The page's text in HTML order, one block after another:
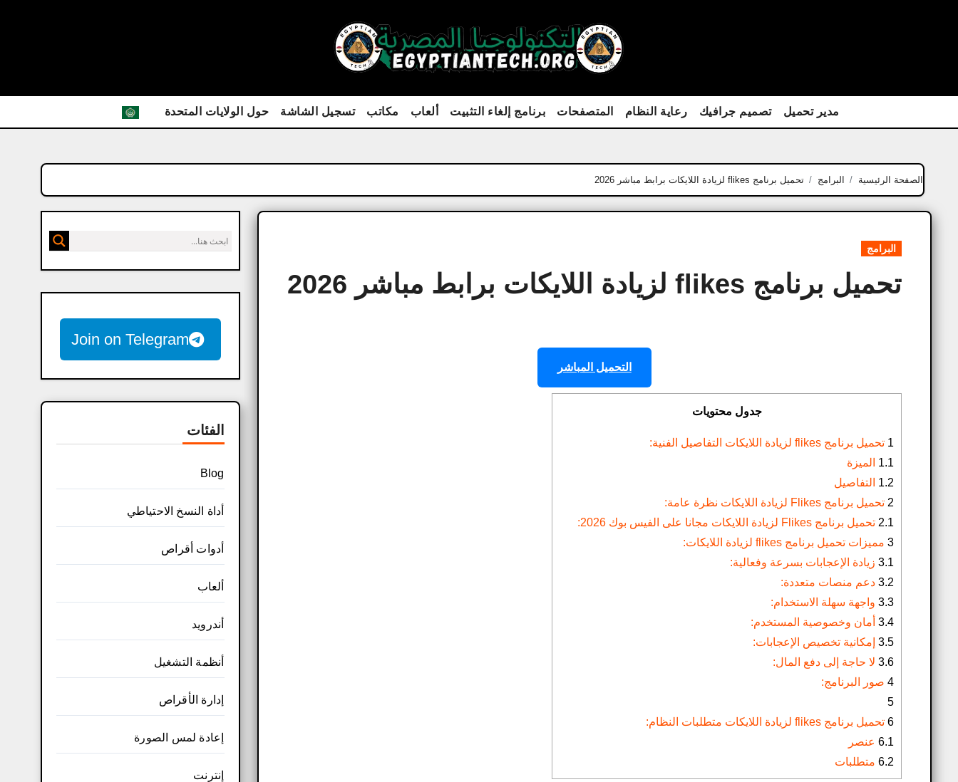
مدير تحميل تصميم جرافيك رعاية النظام المتصفحات برنامج إلغاء التثبيت ألعاب مكاتب تسجيل الشاشة حول الولايات المتحدة
الصفحة الرئيسية البرامج تحميل برنامج flikes لزيادة اللايكات​ برابط مباشر 2026
البرامج
تحميل برنامج flikes لزيادة اللايكات​ برابط مباشر 2026
التحميل المباشر
جدول محتويات
1 تحميل برنامج flikes لزيادة اللايكات​ التفاصيل الفنية:
1.1 الميزة
1.2 التفاصيل
2 تحميل برنامج Flikes لزيادة اللايكات​ نظرة عامة:
2.1 تحميل برنامج Flikes لزيادة اللايكات مجانا على الفيس بوك 2026:
3 مميزات تحميل برنامج flikes لزيادة اللايكات​:
3.1 زيادة الإعجابات بسرعة وفعالية:
3.2 دعم منصات متعددة:
3.3 واجهة سهلة الاستخدام:
3.4 أمان وخصوصية المستخدم:
3.5 إمكانية تخصيص الإعجابات:
3.6 لا حاجة إلى دفع المال:
4 صور البرنامج:
5
6 تحميل برنامج flikes لزيادة اللايكات​ متطلبات النظام:
6.1 عنصر
6.2 متطلبات
Join on Telegram
الفئات
Blog
أداة النسخ الاحتياطي
أدوات أقراص
ألعاب
أندرويد
أنظمة التشغيل
إدارة الأقراص
إعادة لمس الصورة
إنترنت